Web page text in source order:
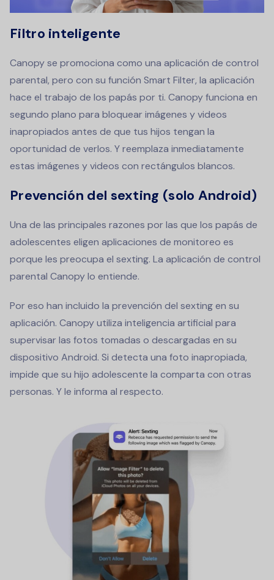
Filtro inteligente
Canopy se promociona como una aplicación de control
parental, pero con su función Smart Filter, la aplicación
hace el trabajo de los papás por ti. Canopy funciona en
segundo plano para bloquear imágenes y videos
inapropiados antes de que tus hijos tengan la
oportunidad de verlos. Y reemplaza inmediatamente
estas imágenes y videos con rectángulos blancos.
Prevención del sexting (solo Android)
Una de las principales razones por las que los papás de
adolescentes eligen aplicaciones de monitoreo es
porque les preocupa el sexting. La aplicación de control
parental Canopy lo entiende.
Por eso han incluido la prevención del sexting en su
aplicación. Canopy utiliza inteligencia artificial para
supervisar las fotos tomadas o descargadas en su
dispositivo Android. Si detecta una foto inapropiada,
impide que su hijo adolescente la comparta con otras
personas. Y le informa al respecto.